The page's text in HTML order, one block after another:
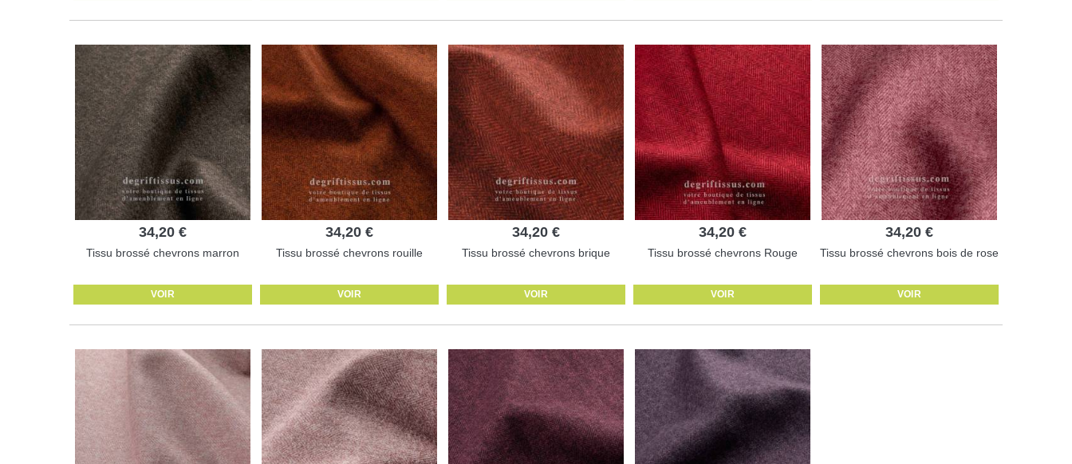
34,20 €
Tissu brossé chevrons marron
VOIR
34,20 €
Tissu brossé chevrons rouille
VOIR
34,20 €
Tissu brossé chevrons brique
VOIR
34,20 €
Tissu brossé chevrons Rouge
VOIR
34,20 €
Tissu brossé chevrons bois de rose
VOIR